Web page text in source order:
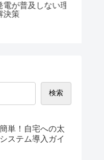
なんて言わせ
光発電の可能
検索
単！自宅への太
ステム導入ガイ